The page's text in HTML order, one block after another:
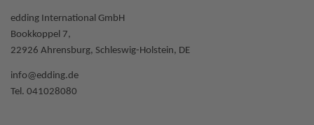
edding International GmbH
Bookkoppel 7,
22926 Ahrensburg, Schleswig-Holstein, DE
info@edding.de
Tel. 041028080